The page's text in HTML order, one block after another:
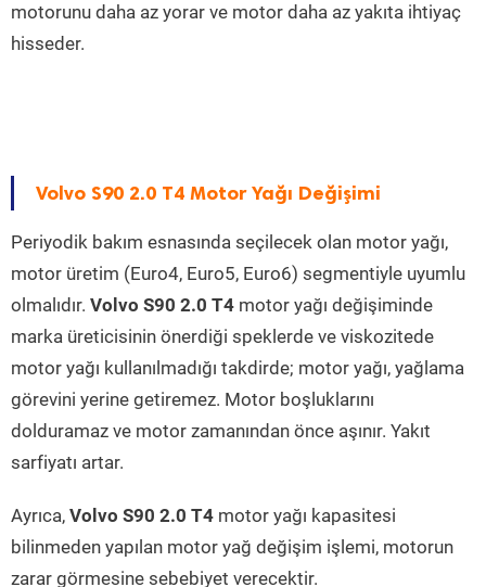
motorunu daha az yorar ve motor daha az yakıta ihtiyaç
hisseder.
Volvo S90 2.0 T4 Motor Yağı Değişimi
Periyodik bakım esnasında seçilecek olan motor yağı,
motor üretim (Euro4, Euro5, Euro6) segmentiyle uyumlu
olmalıdır. Volvo S90 2.0 T4 motor yağı değişiminde
marka üreticisinin önerdiği speklerde ve viskozitede
motor yağı kullanılmadığı takdirde; motor yağı, yağlama
görevini yerine getiremez. Motor boşluklarını
dolduramaz ve motor zamanından önce aşınır. Yakıt
sarfiyatı artar.
Ayrıca, Volvo S90 2.0 T4 motor yağı kapasitesi
bilinmeden yapılan motor yağ değişim işlemi, motorun
zarar görmesine sebebiyet verecektir.